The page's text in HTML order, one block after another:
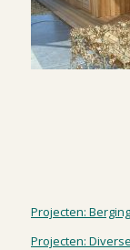
Projecten:
Projecten: